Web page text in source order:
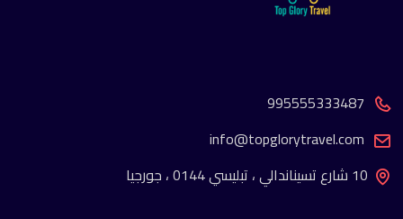
995555333487
info@topglorytravel.com
10 شارع تسيناندالي ، تبليسي 0144 ، جورجيا